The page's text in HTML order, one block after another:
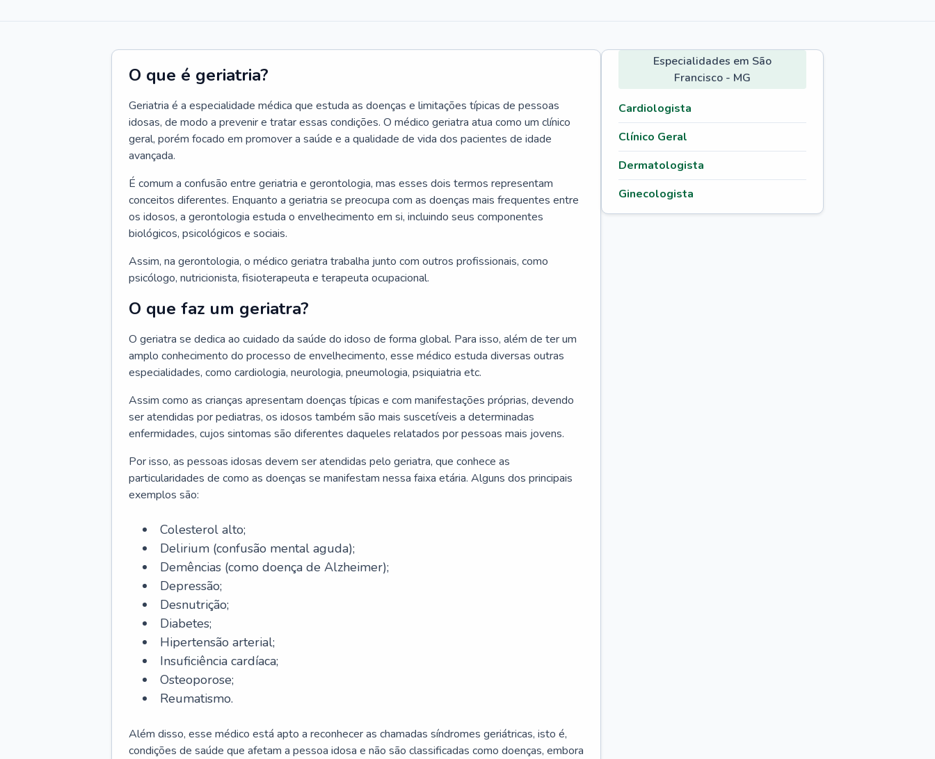
O que é geriatria?
Geriatria é a especialidade médica que estuda as doenças e limitações típicas de pessoas
idosas, de modo a prevenir e tratar essas condições. O médico geriatra atua como um clínico
geral, porém focado em promover a saúde e a qualidade de vida dos pacientes de idade
avançada.
É comum a confusão entre geriatria e gerontologia, mas esses dois termos representam
conceitos diferentes. Enquanto a geriatria se preocupa com as doenças mais frequentes entre
os idosos, a gerontologia estuda o envelhecimento em si, incluindo seus componentes
biológicos, psicológicos e sociais.
Assim, na gerontologia, o médico geriatra trabalha junto com outros profissionais, como
psicólogo, nutricionista, fisioterapeuta e terapeuta ocupacional.
O que faz um geriatra?
O geriatra se dedica ao cuidado da saúde do idoso de forma global. Para isso, além de ter um
amplo conhecimento do processo de envelhecimento, esse médico estuda diversas outras
especialidades, como cardiologia, neurologia, pneumologia, psiquiatria etc.
Assim como as crianças apresentam doenças típicas e com manifestações próprias, devendo
ser atendidas por pediatras, os idosos também são mais suscetíveis a determinadas
enfermidades, cujos sintomas são diferentes daqueles relatados por pessoas mais jovens.
Por isso, as pessoas idosas devem ser atendidas pelo geriatra, que conhece as
particularidades de como as doenças se manifestam nessa faixa etária. Alguns dos principais
exemplos são:
Colesterol alto;
Delirium (confusão mental aguda);
Demências (como doença de Alzheimer);
Depressão;
Desnutrição;
Diabetes;
Hipertensão arterial;
Insuficiência cardíaca;
Osteoporose;
Reumatismo.
Além disso, esse médico está apto a reconhecer as chamadas síndromes geriátricas, isto é,
condições de saúde que afetam a pessoa idosa e não são classificadas como doenças, embora
Especialidades em São
Francisco - MG
Cardiologista
Clínico Geral
Dermatologista
Ginecologista